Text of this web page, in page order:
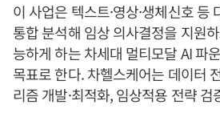
이 사업은 텍스트·영상·생체신호 등
통합 분석해 임상 의사결정을 지원
능하게 하는 차세대 멀티모달 AI 파
목표로 한다. 차헬스케어는 데이터
리즘 개발·최적화, 임상적용 전략 검